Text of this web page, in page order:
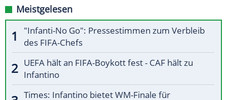
Meistgelesen
"Infanti-No Go": Pressestimmen zum Verbleib
des FIFA-Chefs
UEFA hält an FIFA-Boykott fest - CAF hält zu
Infantino
Times: Infantino bietet WM-Finale für